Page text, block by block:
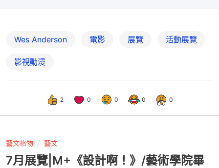
Wes Anderson 電影 展覽 活動展覽
影視動漫
2 0 0 0 0
藝文格物 藝文
7月展覽|M+《設計啊！》/藝術學院畢